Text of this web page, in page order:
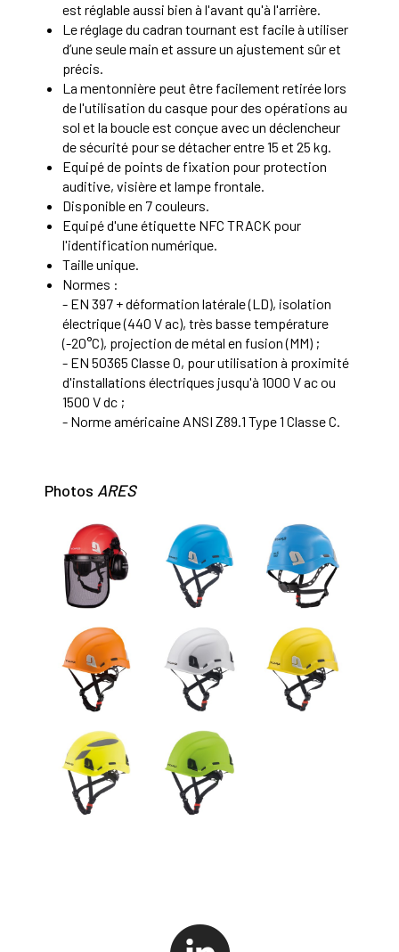
est réglable aussi bien à l'avant qu'à l'arrière.
Le réglage du cadran tournant est facile à utiliser
d’une seule main et assure un ajustement sûr et
précis.
La mentonnière peut être facilement retirée lors
de l'utilisation du casque pour des opérations au
sol et la boucle est conçue avec un déclencheur
de sécurité pour se détacher entre 15 et 25 kg.
Equipé de points de fixation pour protection
auditive, visière et lampe frontale.
Disponible en 7 couleurs.
Equipé d'une étiquette NFC TRACK pour
l'identification numérique.
Taille unique.
Normes :
- EN 397 + déformation latérale (LD), isolation
électrique (440 V ac), très basse température
(-20°C), projection de métal en fusion (MM) ;
- EN 50365 Classe 0, pour utilisation à proximité
d'installations électriques jusqu'à 1000 V ac ou
1500 V dc ;
- Norme américaine ANSI Z89.1 Type 1 Classe C.
Photos ARES